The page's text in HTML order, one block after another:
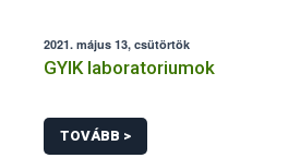
2021. május 13, csütörtök
GYIK laboratoriumok
TOVÁBB >